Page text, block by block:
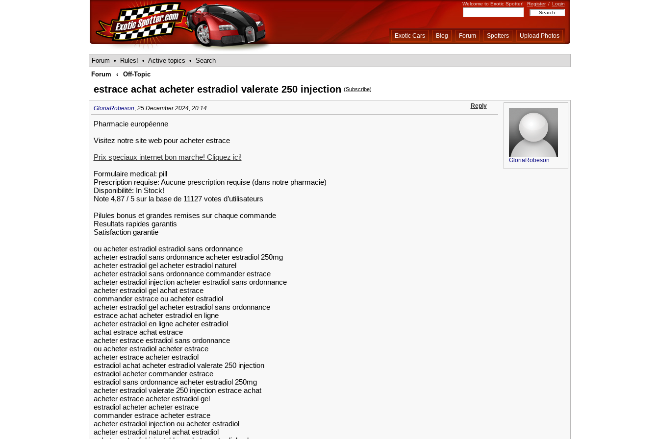
Welcome to Exotic Spotter! Register / Login
Exotic Cars Blog Forum Spotters Upload Photos
Forum • Rules! • Active topics • Search
Forum
‹ Off-Topic
estrace achat acheter estradiol valerate 250 injection (Subscribe)
GloriaRobeson, 25 December 2024, 20:14 Reply
Pharmacie européenne
Visitez notre site web pour acheter estrace
Prix speciaux internet bon marche! Cliquez ici!
Formulaire medical: pill
Prescription requise: Aucune prescription requise (dans notre pharmacie)
Disponibilité: In Stock!
Note 4,87 / 5 sur la base de 11127 votes d’utilisateurs
Pilules bonus et grandes remises sur chaque commande
Resultats rapides garantis
Satisfaction garantie
ou acheter estradiol estradiol sans ordonnance
acheter estradiol sans ordonnance acheter estradiol 250mg
acheter estradiol gel acheter estradiol naturel
acheter estradiol sans ordonnance commander estrace
acheter estradiol injection acheter estradiol sans ordonnance
acheter estradiol gel achat estrace
commander estrace ou acheter estradiol
acheter estradiol gel acheter estradiol sans ordonnance
estrace achat acheter estradiol en ligne
acheter estradiol en ligne acheter estradiol
achat estrace achat estrace
acheter estrace estradiol sans ordonnance
ou acheter estradiol acheter estrace
acheter estrace acheter estradiol
estradiol achat acheter estradiol valerate 250 injection
estradiol acheter commander estrace
estradiol sans ordonnance acheter estradiol 250mg
acheter estradiol valerate 250 injection estrace achat
acheter estrace acheter estradiol gel
estradiol acheter acheter estrace
commander estrace acheter estrace
acheter estradiol injection ou acheter estradiol
acheter estradiol naturel achat estradiol
GloriaRobeson